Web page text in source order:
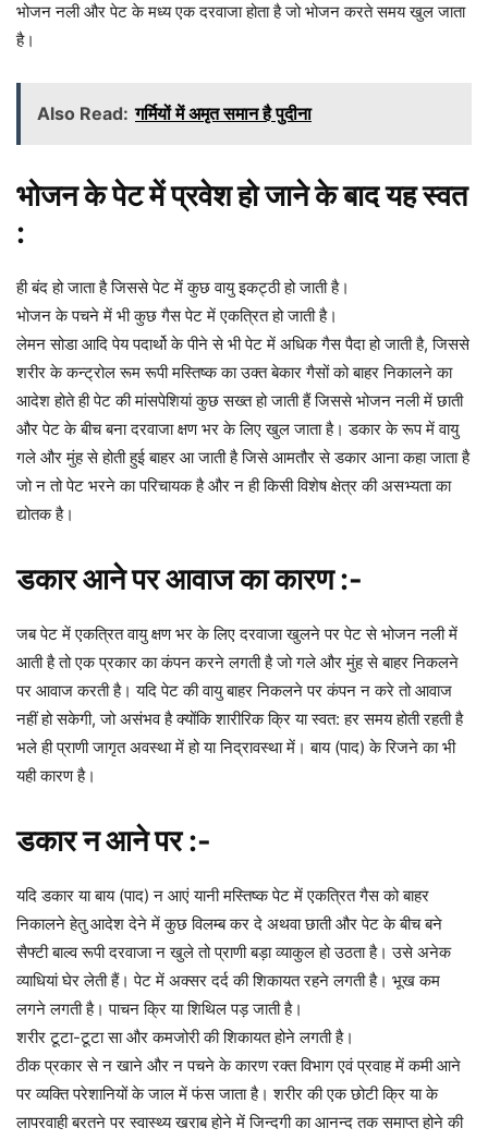
भोजन नली और पेट के मध्य एक दरवाजा होता है जो भोजन करते समय खुल जाता
है।
Also Read: गर्मियों में अमृत समान है पुदीना
भोजन के पेट में प्रवेश हो जाने के बाद यह स्वत
:
ही बंद हो जाता है जिससे पेट में कुछ वायु इकट्ठी हो जाती है।
भोजन के पचने में भी कुछ गैस पेट में एकत्रित हो जाती है।
लेमन सोडा आदि पेय पदार्थो के पीने से भी पेट में अधिक गैस पैदा हो जाती है, जिससे
शरीर के कन्ट्रोल रूम रूपी मस्तिष्क का उक्त बेकार गैसों को बाहर निकालने का
आदेश होते ही पेट की मांसपेशियां कुछ सख्त हो जाती हैं जिससे भोजन नली में छाती
और पेट के बीच बना दरवाजा क्षण भर के लिए खुल जाता है। डकार के रूप में वायु
गले और मुंह से होती हुई बाहर आ जाती है जिसे आमतौर से डकार आना कहा जाता है
जो न तो पेट भरने का परिचायक है और न ही किसी विशेष क्षेत्र की असभ्यता का
द्योतक है।
डकार आने पर आवाज का कारण :-
जब पेट में एकत्रित वायु क्षण भर के लिए दरवाजा खुलने पर पेट से भोजन नली में
आती है तो एक प्रकार का कंपन करने लगती है जो गले और मुंह से बाहर निकलने
पर आवाज करती है। यदि पेट की वायु बाहर निकलने पर कंपन न करे तो आवाज
नहीं हो सकेगी, जो असंभव है क्योंकि शारीरिक क्रि या स्वत: हर समय होती रहती है
भले ही प्राणी जागृत अवस्था में हो या निद्रावस्था में। बाय (पाद) के रिजने का भी
यही कारण है।
डकार न आने पर :-
यदि डकार या बाय (पाद) न आएं यानी मस्तिष्क पेट में एकत्रित गैस को बाहर
निकालने हेतु आदेश देने में कुछ विलम्ब कर दे अथवा छाती और पेट के बीच बने
सैफ्टी बाल्व रूपी दरवाजा न खुले तो प्राणी बड़ा व्याकुल हो उठता है। उसे अनेक
व्याधियां घेर लेती हैं। पेट में अक्सर दर्द की शिकायत रहने लगती है। भूख कम
लगने लगती है। पाचन क्रि या शिथिल पड़ जाती है।
शरीर टूटा-टूटा सा और कमजोरी की शिकायत होने लगती है।
ठीक प्रकार से न खाने और न पचने के कारण रक्त विभाग एवं प्रवाह में कमी आने
पर व्यक्ति परेशानियों के जाल में फंस जाता है। शरीर की एक छोटी क्रि या के
लापरवाही बरतने पर स्वास्थ्य खराब होने में जिन्दगी का आनन्द तक समाप्त होने की